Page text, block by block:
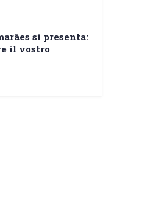
si presenta:
il vostro